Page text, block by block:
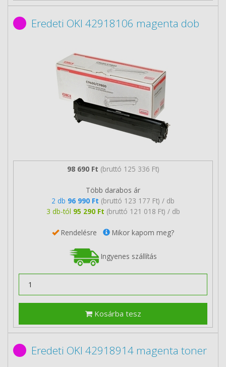
Eredeti OKI 42918106 magenta dob
98 690 Ft (bruttó 125 336 Ft)
Több darabos ár
2 db 96 990 Ft (bruttó 123 177 Ft) / db
3 db-tól 95 290 Ft (bruttó 121 018 Ft) / db
Rendelésre Mikor kapom meg?
Ingyenes szállítás
Kosárba tesz
Eredeti OKI 42918914 magenta toner